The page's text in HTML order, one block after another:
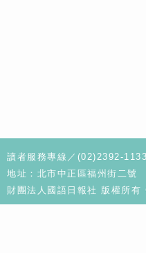
讀者服務專線／(02)2392-
地址：北市中正區福州街二
財團法人國語日報社 版權